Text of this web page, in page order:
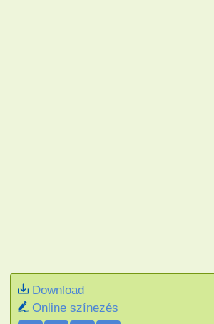
Download
Online színezés